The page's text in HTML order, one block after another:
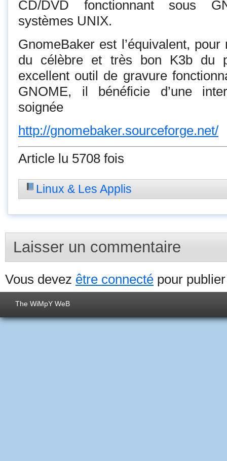
CD/DVD fonctionnant sous
systèmes UNIX.
GnomeBaker est l’équivalent,
du célèbre et très bon K3b du
excellent outil de gravure
GNOME, il bénéficie d’une
soignée
http://gnomebaker.sourceforge.net/
Article lu 5708 fois
Linux & Les Applis
Laisser un commentaire
Vous devez être connecté pour
The WiMpY WeB